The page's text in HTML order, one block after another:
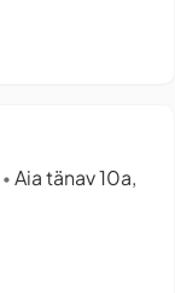
• Aia tänav 10a,